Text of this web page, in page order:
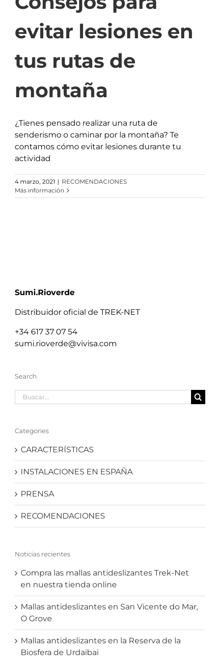
evitar lesiones en
tus rutas de
montaña
¿Tienes pensado realizar una ruta de
senderismo o caminar por la montaña? Te
contamos cómo evitar lesiones durante tu
actividad
4 marzo, 2021 | RECOMENDACIONES
Más información
Sumi.Rioverde
Distribuidor oficial de TREK-NET
+34 617 37 07 54
sumi.rioverde@vivisa.com
Search
Buscar:
Categories
CARACTERÍSTICAS
INSTALACIONES EN ESPAÑA
PRENSA
RECOMENDACIONES
Noticias recientes
Compra las mallas antideslizantes Trek-Net
en nuestra tienda online
Mallas antideslizantes en San Vicente do Mar,
O Grove
Mallas antideslizantes en la Reserva de la
Biosfera de Urdaibai